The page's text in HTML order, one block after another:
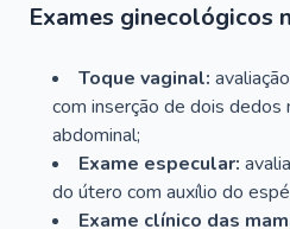
Exames ginecológicos
Toque vaginal:
com inserção de dois dedos
abdominal;
Exame especular:
do útero com auxílio do
Exame clínico das